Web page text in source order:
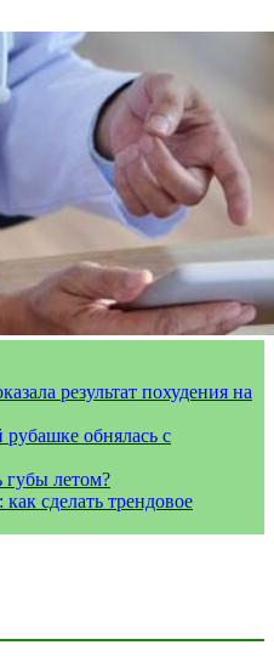
результат похудения на
обнялась с
летом?
сделать трендовое